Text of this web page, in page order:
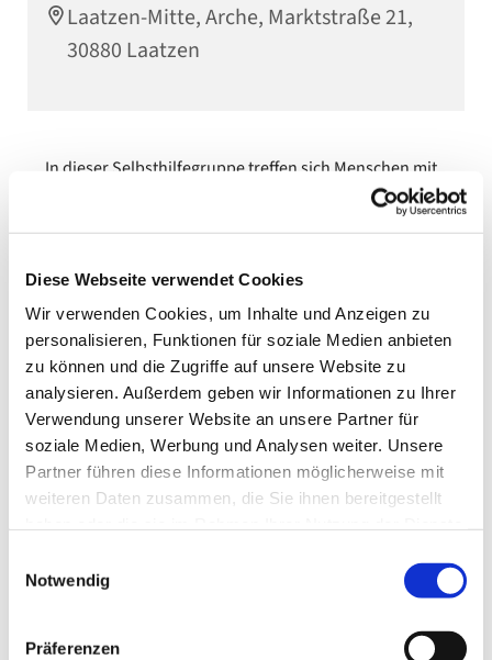
Diese Webseite verwendet Cookies
Wir verwenden Cookies, um Inhalte und Anzeigen zu
personalisieren, Funktionen für soziale Medien anbieten
zu können und die Zugriffe auf unsere Website zu
analysieren. Außerdem geben wir Informationen zu Ihrer
Verwendung unserer Website an unsere Partner für
soziale Medien, Werbung und Analysen weiter. Unsere
Partner führen diese Informationen möglicherweise mit
weiteren Daten zusammen, die Sie ihnen bereitgestellt
Notwendig
Präferenzen
Laatzen-Mitte, Arche, Marktstraße 21,
30880 Laatzen
In dieser Selbsthilfegruppe treffen sich Menschen mit
Alkohol- oder Suchtproblemen. Betroffene Personen